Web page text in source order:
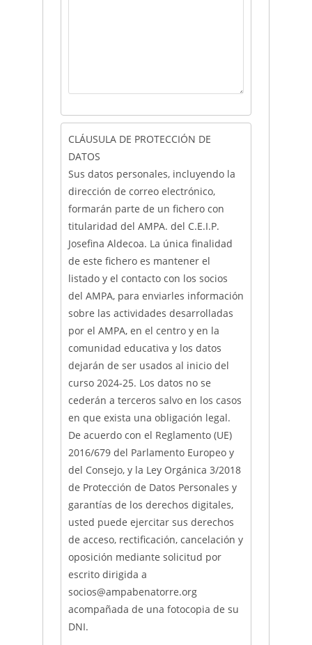
CLÁUSULA DE PROTECCIÓN DE
DATOS
Sus datos personales, incluyendo la
dirección de correo electrónico,
formarán parte de un fichero con
titularidad del AMPA. del C.E.I.P.
Josefina Aldecoa. La única finalidad
de este fichero es mantener el
listado y el contacto con los socios
del AMPA, para enviarles información
sobre las actividades desarrolladas
por el AMPA, en el centro y en la
comunidad educativa y los datos
dejarán de ser usados al inicio del
curso 2024-25. Los datos no se
cederán a terceros salvo en los casos
en que exista una obligación legal.
De acuerdo con el Reglamento (UE)
2016/679 del Parlamento Europeo y
del Consejo, y la Ley Orgánica 3/2018
de Protección de Datos Personales y
garantías de los derechos digitales,
usted puede ejercitar sus derechos
de acceso, rectificación, cancelación y
oposición mediante solicitud por
escrito dirigida a
socios@ampabenatorre.org
acompañada de una fotocopia de su
DNI.